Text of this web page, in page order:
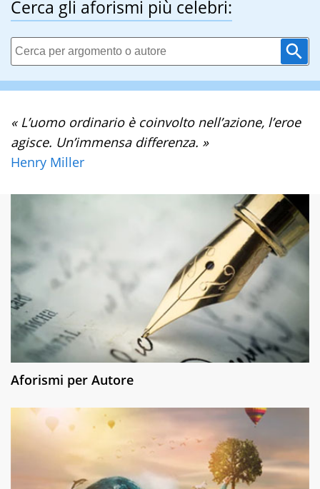
Cerca gli aforismi più celebri:
« L’uomo ordinario è coinvolto nell’azione, l’eroe
agisce. Un’immensa differenza. »
Henry Miller
Aforismi per Autore